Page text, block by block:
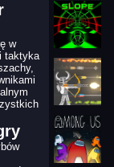
w
taktyka